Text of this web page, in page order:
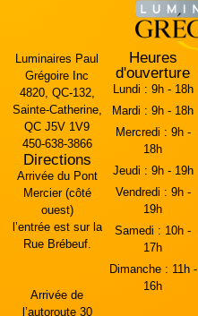
Luminaires Paul
Grégoire Inc
4820, QC-132,
Sainte-Catherine,
QC J5V 1V9
450-638-3866
Directions
Arrivée du Pont
Mercier (côté
ouest)
l’entrée est sur la
Rue Brébeuf.
Arrivée de
l’autoroute 30
Heures
d'ouverture
Lundi : 9h - 18h
Mardi : 9h - 18h
Mercredi : 9h -
18h
Jeudi : 9h - 19h
Vendredi : 9h -
19h
Samedi : 10h -
17h
Dimanche : 11h -
16h